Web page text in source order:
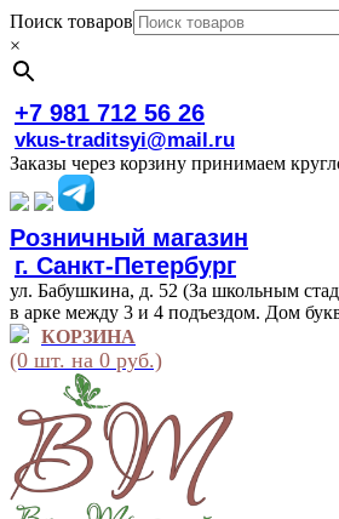
Поиск товаров
×
+7 981 712 56 26
vkus-traditsyi@mail.ru
Заказы через корзину принимаем
Розничный магазин
г. Санкт-Петербург
ул. Бабушкина, д. 52 (За школьным
в арке между 3 и 4 подъездом. Дом
КОРЗИНА
(0 шт. на 0 руб.)